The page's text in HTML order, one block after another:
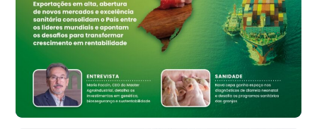
R$ 134,42
cx
Ovo Vermelho - Regional
Bastos (SP)
R$ 148,56
cx
Frango - Indicador